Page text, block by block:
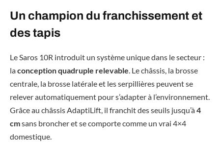
Un champion du franchissement et
des tapis
Le Saros 10R introduit un système unique dans le secteur :
laconception quadruple relevable. Le châssis, la brosse
centrale, la brosse latérale et les serpillières peuvent se
relever automatiquement pour s’adapter à l’environnement.
Grâce au châssis AdaptiLift, il franchit des seuils jusqu’à4
cmsans broncher et se comporte comme un vrai 4×4
domestique.